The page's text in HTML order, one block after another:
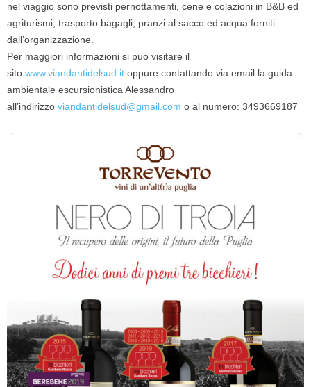
nel viaggio sono previsti pernottamenti, cene e colazioni in B&B ed
agriturismi, trasporto bagagli, pranzi al sacco ed acqua forniti
dall’organizzazione.
Per maggiori informazioni si può visitare il
sito www.viandantidelsud.it oppure contattando via email la guida
ambientale escursionistica Alessandro
all’indirizzo viandantidelsud@gmail.com o al numero: 3493669187